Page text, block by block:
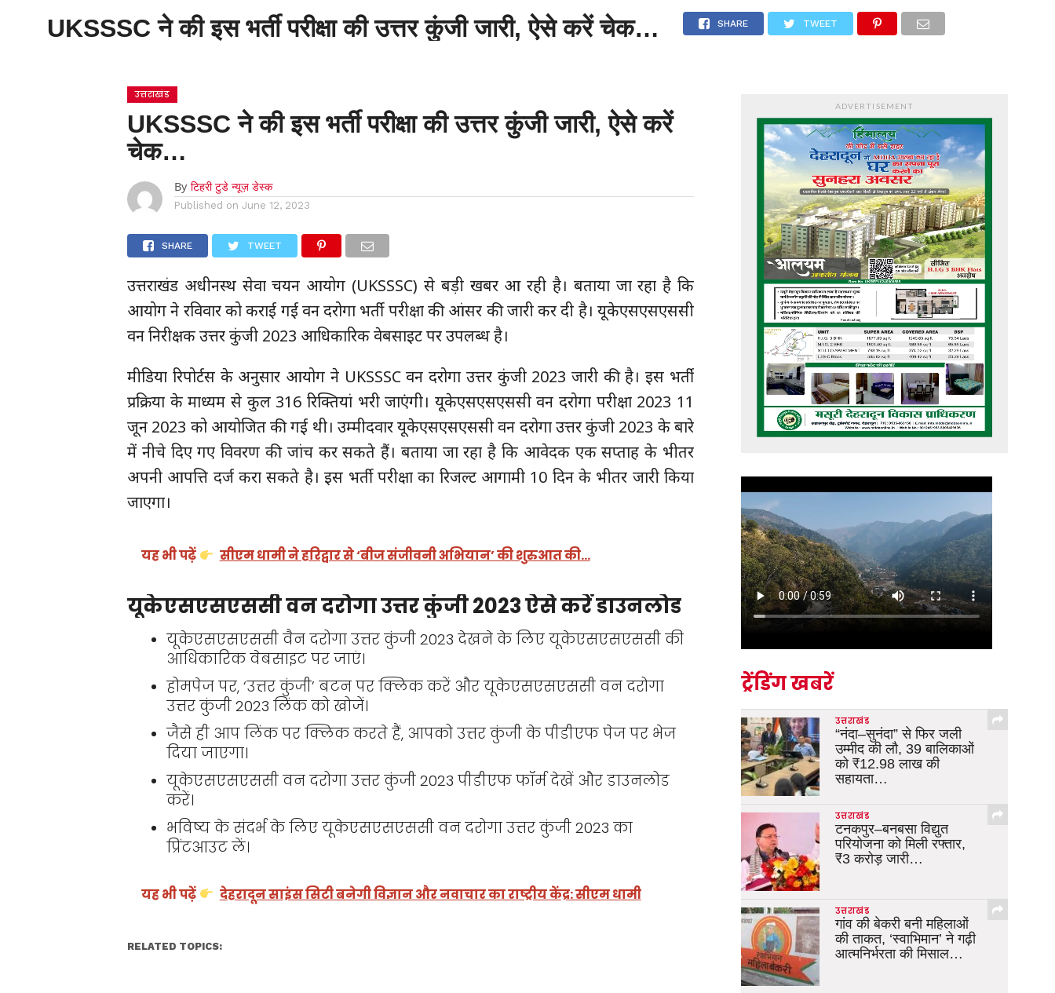
होम उत्तराखंड देश दुनिया संपर्क करें
UKSSSC ने की इस भर्ती परीक्षा की उत्तर कुंजी जारी, ऐसे करें चेक… SHARE TWEET
उत्तराखंड
UKSSSC ने की इस भर्ती परीक्षा की उत्तर कुंजी जारी, ऐसे करें
चेक…
By टिहरी टुडे न्यूज़ डेस्क
Published on June 12, 2023
SHARE TWEET
उत्तराखंड अधीनस्थ सेवा चयन आयोग (UKSSSC) से बड़ी खबर आ रही है। बताया जा रहा है कि
आयोग ने रविवार को कराई गई वन दरोगा भर्ती परीक्षा की आंसर की जारी कर दी है। यूकेएसएसएससी
वन निरीक्षक उत्तर कुंजी 2023 आधिकारिक वेबसाइट पर उपलब्ध है।
मीडिया रिपोर्टस के अनुसार आयोग ने UKSSSC वन दरोगा उत्तर कुंजी 2023 जारी की है। इस भर्ती
प्रक्रिया के माध्यम से कुल 316 रिक्तियां भरी जाएंगी। यूकेएसएसएससी वन दरोगा परीक्षा 2023 11
जून 2023 को आयोजित की गई थी। उम्मीदवार यूकेएसएसएससी वन दरोगा उत्तर कुंजी 2023 के बारे
में नीचे दिए गए विवरण की जांच कर सकते हैं। बताया जा रहा है कि आवेदक एक सप्ताह के भीतर
अपनी आपत्ति दर्ज करा सकते है। इस भर्ती परीक्षा का रिजल्ट आगामी 10 दिन के भीतर जारी किया
जाएगा।
यह भी पढ़ें सीएम धामी ने हरिद्वार से ‘बीज संजीवनी अभियान’ की शुरुआत की…
यूकेएसएसएससी वन दरोगा उत्तर कुंजी 2023 ऐसे करें डाउनलोड
यूकेएसएसएससी वैन दरोगा उत्तर कुंजी 2023 देखने के लिए यूकेएसएसएससी की
आधिकारिक वेबसाइट पर जाएं।
होमपेज पर, ‘उत्तर कुंजी’ बटन पर क्लिक करें और यूकेएसएसएससी वन दरोगा
उत्तर कुंजी 2023 लिंक को खोजें।
जैसे ही आप लिंक पर क्लिक करते हैं, आपको उत्तर कुंजी के पीडीएफ पेज पर भेज
दिया जाएगा।
यूकेएसएसएससी वन दरोगा उत्तर कुंजी 2023 पीडीएफ फॉर्म देखें और डाउनलोड
करें।
भविष्य के संदर्भ के लिए यूकेएसएसएससी वन दरोगा उत्तर कुंजी 2023 का
प्रिंटआउट लें।
यह भी पढ़ें देहरादून साइंस सिटी बनेगी विज्ञान और नवाचार का राष्ट्रीय केंद्र: सीएम धामी
RELATED TOPICS:
ADVERTISEMENT
ट्रेंडिंग खबरें
उत्तराखंड
“नंदा–सुनंदा” से फिर जली
उम्मीद की लौ, 39 बालिकाओं
को ₹12.98 लाख की
सहायता…
उत्तराखंड
टनकपुर–बनबसा विद्युत
परियोजना को मिली रफ्तार,
₹3 करोड़ जारी…
उत्तराखंड
गांव की बेकरी बनी महिलाओं
की ताकत, ‘स्वाभिमान’ ने गढ़ी
आत्मनिर्भरता की मिसाल…